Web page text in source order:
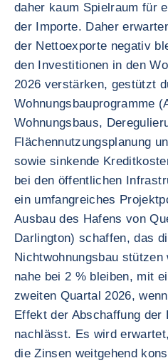
daher kaum Spielraum für
der Importe. Daher
der Nettoexporte negativ
den Investitionen in den
2026 verstärken, gestützt
Wohnungsbauprogramme
Wohnungsbaus,
Flächennutzungsplanung
sowie sinkende
bei den öffentlichen
ein umfangreiches
Ausbau des Hafens von
Darlington) schaffen, das
Nichtwohnungsbau
nahe bei 2 % bleiben, mit
zweiten Quartal 2026,
Effekt der Abschaffung der
nachlässt. Es wird
die Zinsen weitgehend